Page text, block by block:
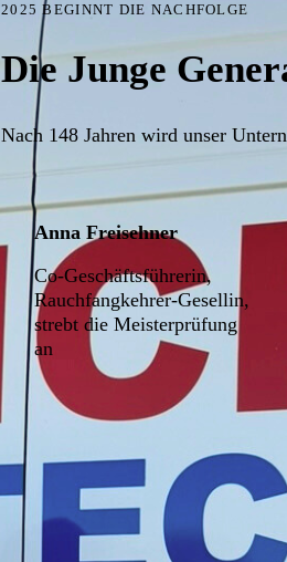
2025 BEGINNT DIE NACHFOLGE
Die Junge
Nach 148 Jahren wird unser
Anna Freisehner
Co-Geschäftsführerin,
Rauchfangkehrer-Gesellin,
strebt die Meisterprüfung
an